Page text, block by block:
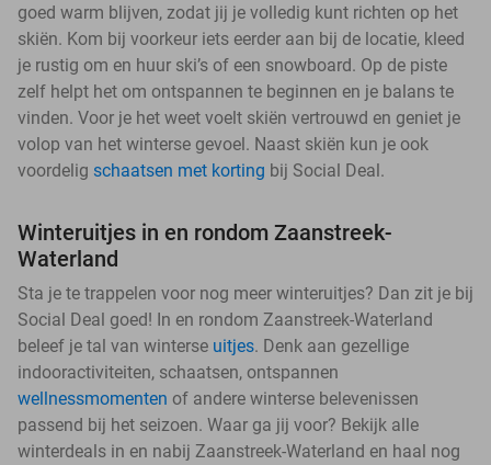
goed warm blijven, zodat jij je volledig kunt richten op het
skiën. Kom bij voorkeur iets eerder aan bij de locatie, kleed
je rustig om en huur ski’s of een snowboard. Op de piste
zelf helpt het om ontspannen te beginnen en je balans te
vinden. Voor je het weet voelt skiën vertrouwd en geniet je
volop van het winterse gevoel. Naast skiën kun je ook
voordelig schaatsen met korting bij Social Deal.
Winteruitjes in en rondom Zaanstreek-
Waterland
Sta je te trappelen voor nog meer winteruitjes? Dan zit je bij
Social Deal goed! In en rondom Zaanstreek-Waterland
beleef je tal van winterse uitjes. Denk aan gezellige
indooractiviteiten, schaatsen, ontspannen
wellnessmomenten of andere winterse belevenissen
passend bij het seizoen. Waar ga jij voor? Bekijk alle
winterdeals in en nabij Zaanstreek-Waterland en haal nog